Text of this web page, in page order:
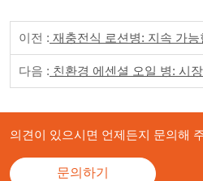
수 있게 해주며, 다양
한 고객 선호도와 용
도에 맞춥니다.
이전 : 재충전식 로션병: 지속 가능한
다음 : 친환경 에센셜 오일 병: 시장 트
의견이 있으시면 언제든지 문의해
문의하기